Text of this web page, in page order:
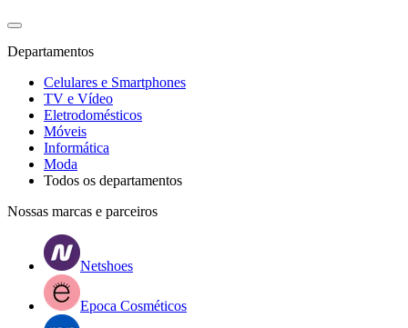
Departamentos
Celulares e Smartphones
TV e Vídeo
Eletrodomésticos
Móveis
Informática
Moda
Todos os departamentos
Nossas marcas e parceiros
Netshoes
Epoca Cosméticos